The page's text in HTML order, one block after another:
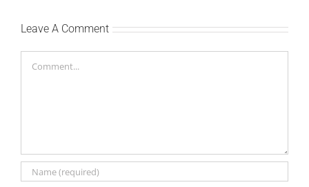
Leave A Comment